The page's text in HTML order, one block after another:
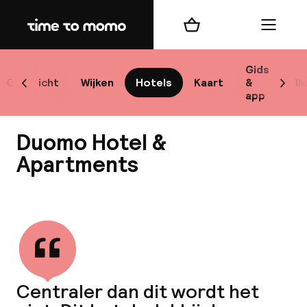
Home
Overzicht Wijken Hotels Kaart
Gids
&
app
Scroll naar links
Winkelmand Menu
Duomo Hotel &
Apartments
Centraler dan dit wordt het